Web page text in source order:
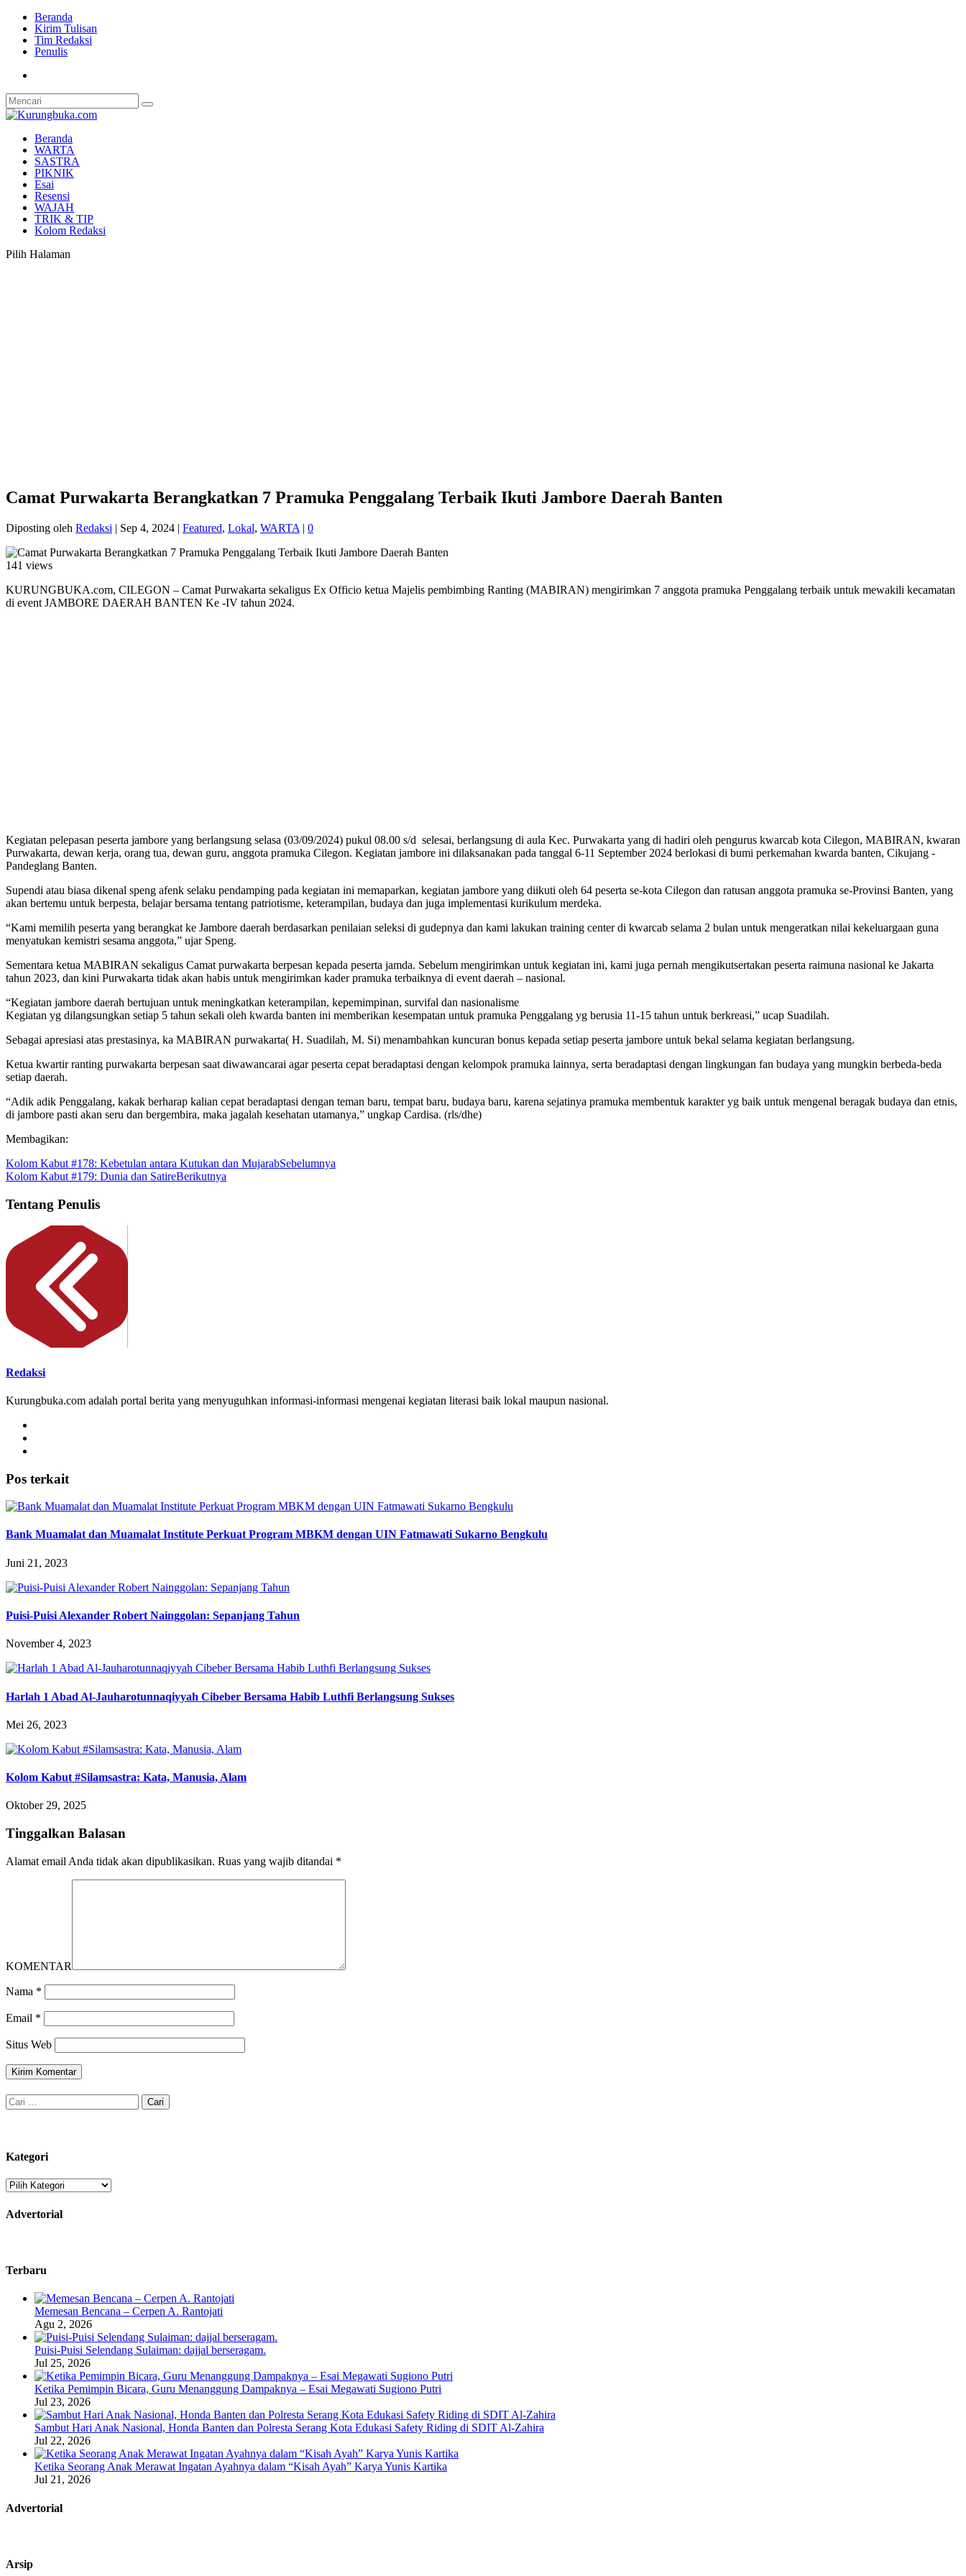
Beranda
Kirim Tulisan
Tim Redaksi
Penulis
Beranda
WARTA
SASTRA
PIKNIK
Esai
Resensi
WAJAH
TRIK & TIP
Kolom Redaksi
Pilih Halaman
Camat Purwakarta Berangkatkan 7 Pramuka Penggalang Terbaik Ikuti Jambore Daerah Banten
Diposting oleh Redaksi | Sep 4, 2024 | Featured, Lokal, WARTA | 0
141 views
KURUNGBUKA.com, CILEGON – Camat Purwakarta sekaligus Ex Officio ketua Majelis pembimbing Ranting (MABIRAN) mengirimkan 7 anggota pramuka Penggalang terbaik untuk mewakili kecamatan
di event JAMBORE DAERAH BANTEN Ke -IV tahun 2024.
Kegiatan pelepasan peserta jambore yang berlangsung selasa (03/09/2024) pukul 08.00 s/d selesai, berlangsung di aula Kec. Purwakarta yang di hadiri oleh pengurus kwarcab kota Cilegon, MABIRAN, kwaran
Purwakarta, dewan kerja, orang tua, dewan guru, anggota pramuka Cilegon. Kegiatan jambore ini dilaksanakan pada tanggal 6-11 September 2024 berlokasi di bumi perkemahan kwarda banten, Cikujang -
Pandeglang Banten.
Supendi atau biasa dikenal speng afenk selaku pendamping pada kegiatan ini memaparkan, kegiatan jambore yang diikuti oleh 64 peserta se-kota Cilegon dan ratusan anggota pramuka se-Provinsi Banten, yang
akan bertemu untuk berpesta, belajar bersama tentang patriotisme, keterampilan, budaya dan juga implementasi kurikulum merdeka.
“Kami memilih peserta yang berangkat ke Jambore daerah berdasarkan penilaian seleksi di gudepnya dan kami lakukan training center di kwarcab selama 2 bulan untuk mengeratkan nilai kekeluargaan guna
menyatukan kemistri sesama anggota,” ujar Speng.
Sementara ketua MABIRAN sekaligus Camat purwakarta berpesan kepada peserta jamda. Sebelum mengirimkan untuk kegiatan ini, kami juga pernah mengikutsertakan peserta raimuna nasional ke Jakarta
tahun 2023, dan kini Purwakarta tidak akan habis untuk mengirimkan kader pramuka terbaiknya di event daerah – nasional.
“Kegiatan jambore daerah bertujuan untuk meningkatkan keterampilan, kepemimpinan, survifal dan nasionalisme
Kegiatan yg dilangsungkan setiap 5 tahun sekali oleh kwarda banten ini memberikan kesempatan untuk pramuka Penggalang yg berusia 11-15 tahun untuk berkreasi,” ucap Suadilah.
Sebagai apresiasi atas prestasinya, ka MABIRAN purwakarta( H. Suadilah, M. Si) menambahkan kuncuran bonus kepada setiap peserta jambore untuk bekal selama kegiatan berlangsung.
Ketua kwartir ranting purwakarta berpesan saat diwawancarai agar peserta cepat beradaptasi dengan kelompok pramuka lainnya, serta beradaptasi dengan lingkungan fan budaya yang mungkin berbeda-beda
setiap daerah.
“Adik adik Penggalang, kakak berharap kalian cepat beradaptasi dengan teman baru, tempat baru, budaya baru, karena sejatinya pramuka membentuk karakter yg baik untuk mengenal beragak budaya dan etnis,
di jambore pasti akan seru dan bergembira, maka jagalah kesehatan utamanya,” ungkap Cardisa. (rls/dhe)
Membagikan:
Kolom Kabut #178: Kebetulan antara Kutukan dan MujarabSebelumnya
Kolom Kabut #179: Dunia dan SatireBerikutnya
Tentang Penulis
Redaksi
Kurungbuka.com adalah portal berita yang menyuguhkan informasi-informasi mengenai kegiatan literasi baik lokal maupun nasional.
Pos terkait
Bank Muamalat dan Muamalat Institute Perkuat Program MBKM dengan UIN Fatmawati Sukarno Bengkulu
Juni 21, 2023
Puisi-Puisi Alexander Robert Nainggolan: Sepanjang Tahun
November 4, 2023
Harlah 1 Abad Al-Jauharotunnaqiyyah Cibeber Bersama Habib Luthfi Berlangsung Sukses
Mei 26, 2023
Kolom Kabut #Silamsastra: Kata, Manusia, Alam
Oktober 29, 2025
Tinggalkan Balasan
Alamat email Anda tidak akan dipublikasikan. Ruas yang wajib ditandai *
KOMENTAR
Nama *
Email *
Situs Web
Cari
untuk:
Kategori
Kategori
Advertorial
Terbaru
Memesan Bencana – Cerpen A. Rantojati
Agu 2, 2026
Puisi-Puisi Selendang Sulaiman: dajjal berseragam.
Jul 25, 2026
Ketika Pemimpin Bicara, Guru Menanggung Dampaknya – Esai Megawati Sugiono Putri
Jul 23, 2026
Sambut Hari Anak Nasional, Honda Banten dan Polresta Serang Kota Edukasi Safety Riding di SDIT Al-Zahira
Jul 22, 2026
Ketika Seorang Anak Merawat Ingatan Ayahnya dalam “Kisah Ayah” Karya Yunis Kartika
Jul 21, 2026
Advertorial
Arsip